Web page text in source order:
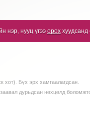
нэр, нууц үгээ орох хуудсанд
Бүх эрх хамгаалагдсан.
дурьдсан нөхцөлд